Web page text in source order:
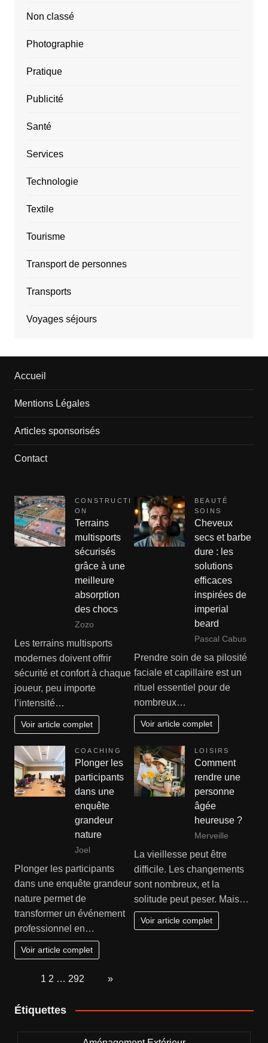
Non classé
Photographie
Pratique
Publicité
Santé
Services
Technologie
Textile
Tourisme
Transport de personnes
Transports
Voyages séjours
Accueil
Mentions Légales
Articles sponsorisés
Contact
CONSTRUCTI
ON
Terrains
multisports
sécurisés
grâce à une
meilleure
absorption
des chocs
Zozo
Les terrains multisports
modernes doivent offrir
sécurité et confort à chaque
joueur, peu importe
l’intensité…
Voir article complet
BEAUTÉ
SOINS
Cheveux
secs et barbe
dure : les
solutions
efficaces
inspirées de
imperial
beard
Pascal Cabus
Prendre soin de sa pilosité
faciale et capillaire est un
rituel essentiel pour de
nombreux…
Voir article complet
COACHING
Plonger les
participants
dans une
enquête
grandeur
nature
Joel
Plonger les participants
dans une enquête grandeur
nature permet de
transformer un événement
professionnel en…
Voir article complet
LOISIRS
Comment
rendre une
personne
âgée
heureuse ?
Merveille
La vieillesse peut être
difficile. Les changements
sont nombreux, et la
solitude peut peser. Mais…
Voir article complet
1 2 … 292 »
Étiquettes